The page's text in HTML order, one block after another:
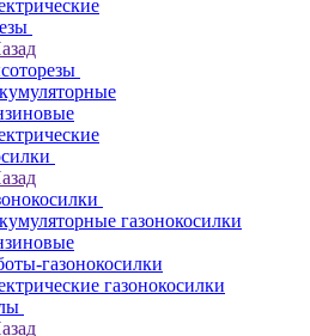
газонокосилки
газонокосилки
газонокосилки